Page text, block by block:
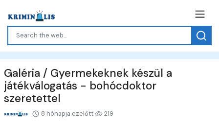
Galéria / Gyermekeknek készül a
játékválogatás - bohócdoktor
szeretettel
8 hónapja ezelőtt 219